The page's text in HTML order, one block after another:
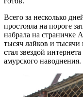
Всего за несколько
простояла на пороге
набрала на страничке
тысяч лайков и
стал звездой
амурского наводнения.